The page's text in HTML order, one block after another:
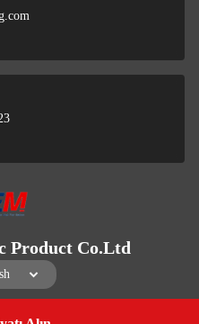
Product Co.Ltd